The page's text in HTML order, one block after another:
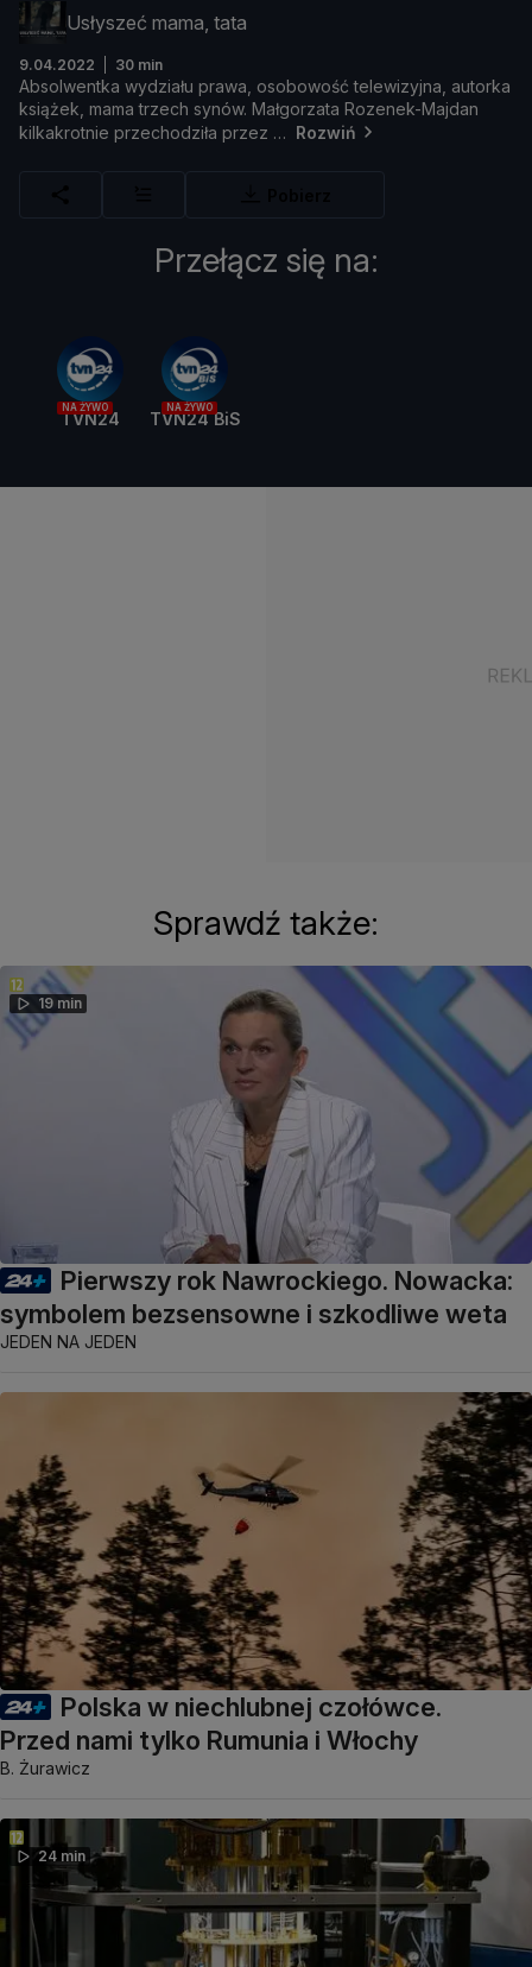
Usłyszeć mama, tata
9.04.2022 30 min
Absolwentka wydziału prawa, osobowośćtelewizyjna, autorka
książek, mamatrzech synów. Małgorzata Rozenek-Majdan
kilkakrotnie przechodziła przez Rozwiń
Przełącz się na:
NA ŻYWO
TVN24
NA ŻYWO
TVN24 BiS
Sprawdź także:
19 min
Pierwszy rok Nawrockiego. Nowacka:
symbolem bezsensowne i szkodliwe weta
JEDEN NA JEDEN
Polska w niechlubnej czołówce.
Przed nami tylko Rumunia i Włochy
B. Żurawicz
24 min